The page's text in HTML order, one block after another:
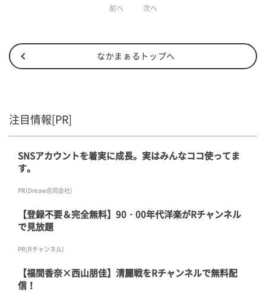
前へ 次へ
なかまぁるトップへ
注目情報[PR]
SNSアカウントを着実に成長。実はみんなココ使ってま
す。
PR(Dreaw合同会社)
【登録不要＆完全無料】90・00年代洋楽がRチャンネル
で見放題
PR(Rチャンネル)
【福間香奈×西山朋佳】清麗戦をRチャンネルで無料配
信！